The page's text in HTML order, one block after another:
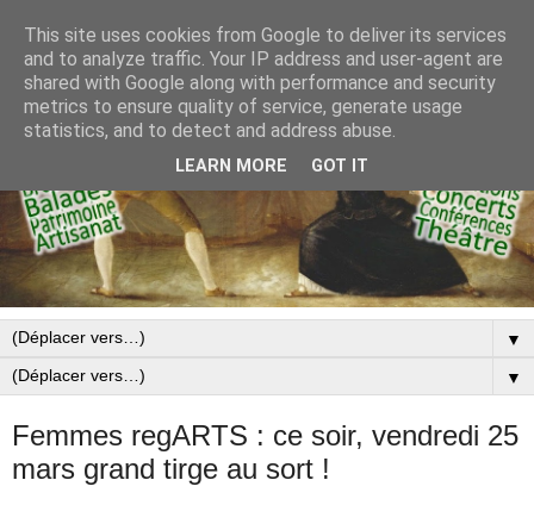
▼
▼
Femmes regARTS : ce soir, vendredi 25
mars grand tirge au sort !
This site uses cookies from Google to deliver its services
and to analyze traffic. Your IP address and user-agent are
shared with Google along with performance and security
metrics to ensure quality of service, generate usage
statistics, and to detect and address abuse.
LEARN MORE GOT IT